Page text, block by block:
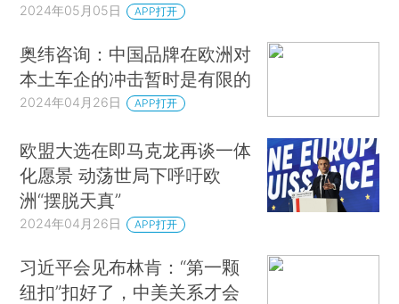
2024年05月05日 APP打开
奥纬咨询：中国品牌在欧洲对
本土车企的冲击暂时是有限的
2024年04月26日 APP打开
欧盟大选在即马克龙再谈一体
化愿景 动荡世局下呼吁欧
洲“摆脱天真”
2024年04月26日 APP打开
习近平会见布林肯：“第一颗
纽扣”扣好了，中美关系才会